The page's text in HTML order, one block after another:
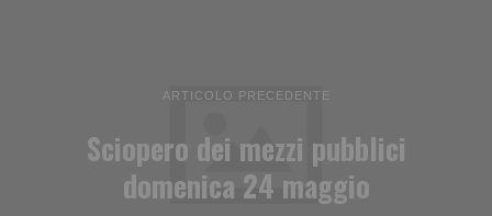
ARTICOLO PRECEDENTE
Sciopero dei mezzi pubblici
domenica 24 maggio